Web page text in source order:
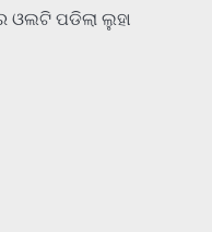
ଓଲଟି ପଡିଲା ଲୁହା